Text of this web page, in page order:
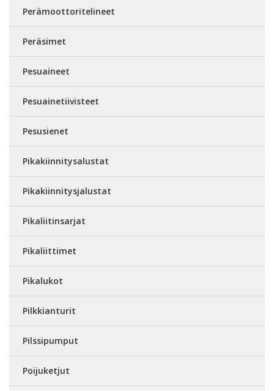
Perämoottoritelineet
Peräsimet
Pesuaineet
Pesuainetiivisteet
Pesusienet
Pikakiinnitysalustat
Pikakiinnitysjalustat
Pikaliitinsarjat
Pikaliittimet
Pikalukot
Pilkkianturit
Pilssipumput
Poijuketjut